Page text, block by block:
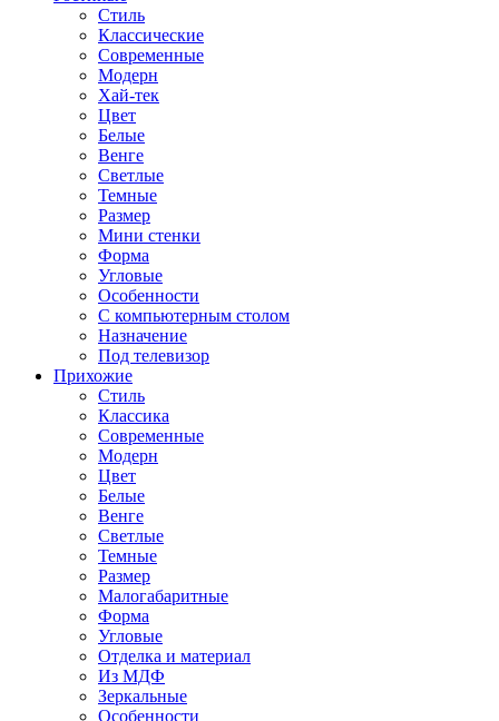
Стиль
Классические
Современные
Модерн
Хай-тек
Цвет
Белые
Венге
Светлые
Темные
Размер
Мини стенки
Форма
Угловые
Особенности
С компьютерным столом
Назначение
Под телевизор
Прихожие
Стиль
Классика
Современные
Модерн
Цвет
Белые
Венге
Светлые
Темные
Размер
Малогабаритные
Форма
Угловые
Отделка и материал
Из МДФ
Зеркальные
Особенности